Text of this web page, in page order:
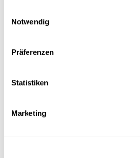
Notwendig
Präferenzen
Statistiken
Marketing
Positioniergenauigkeit
Nennkraft
Max. Halterkraft
Min. Hubzeit